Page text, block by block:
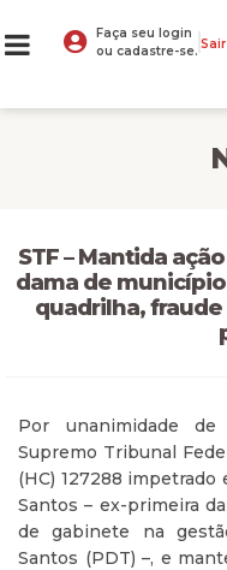
Faça seu login
ou cadastre-se. Sair
STF – Mantida
dama de
quadrilha,
Por unanimidade
Supremo Tribunal
(HC) 127288
Santos – ex-primeira
de gabinete na
Santos (PDT) –, e